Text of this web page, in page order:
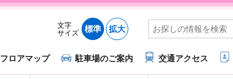
文字
サイズ
標準 拡大
フロアマップ 駐車場のご案内 交通アクセス